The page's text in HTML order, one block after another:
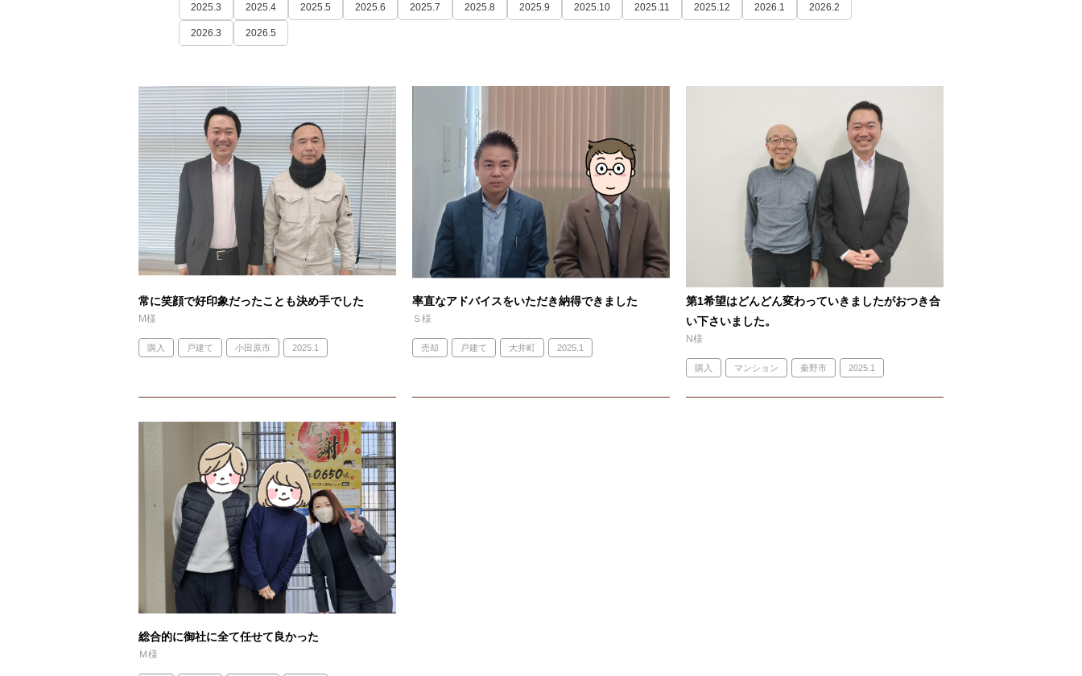
2025.3 2025.4 2025.5 2025.6 2025.7 2025.8 2025.9 2025.10 2025.11 2025.12 2026.1 2026.2
2026.3 2026.5
常に笑顔で好印象だったことも決め手でした
M様
購入 戸建て 小田原市 2025.1
率直なアドバイスをいただき納得できました
Ｓ様
売却 戸建て 大井町 2025.1
第1希望はどんどん変わっていきましたがおつき合
い下さいました。
N様
購入 マンション 秦野市 2025.1
総合的に御社に全て任せて良かった
Ｍ様